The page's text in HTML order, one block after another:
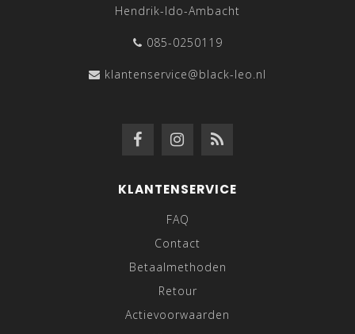
Hendrik-Ido-Ambacht
085-0250119
klantenservice@black-leo.nl
KLANTENSERVICE
FAQ
Contact
Betaalmethoden
Retour
Actievoorwaarden